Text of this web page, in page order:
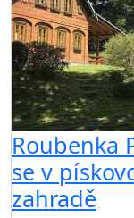
Roubenka
se v
zahradě